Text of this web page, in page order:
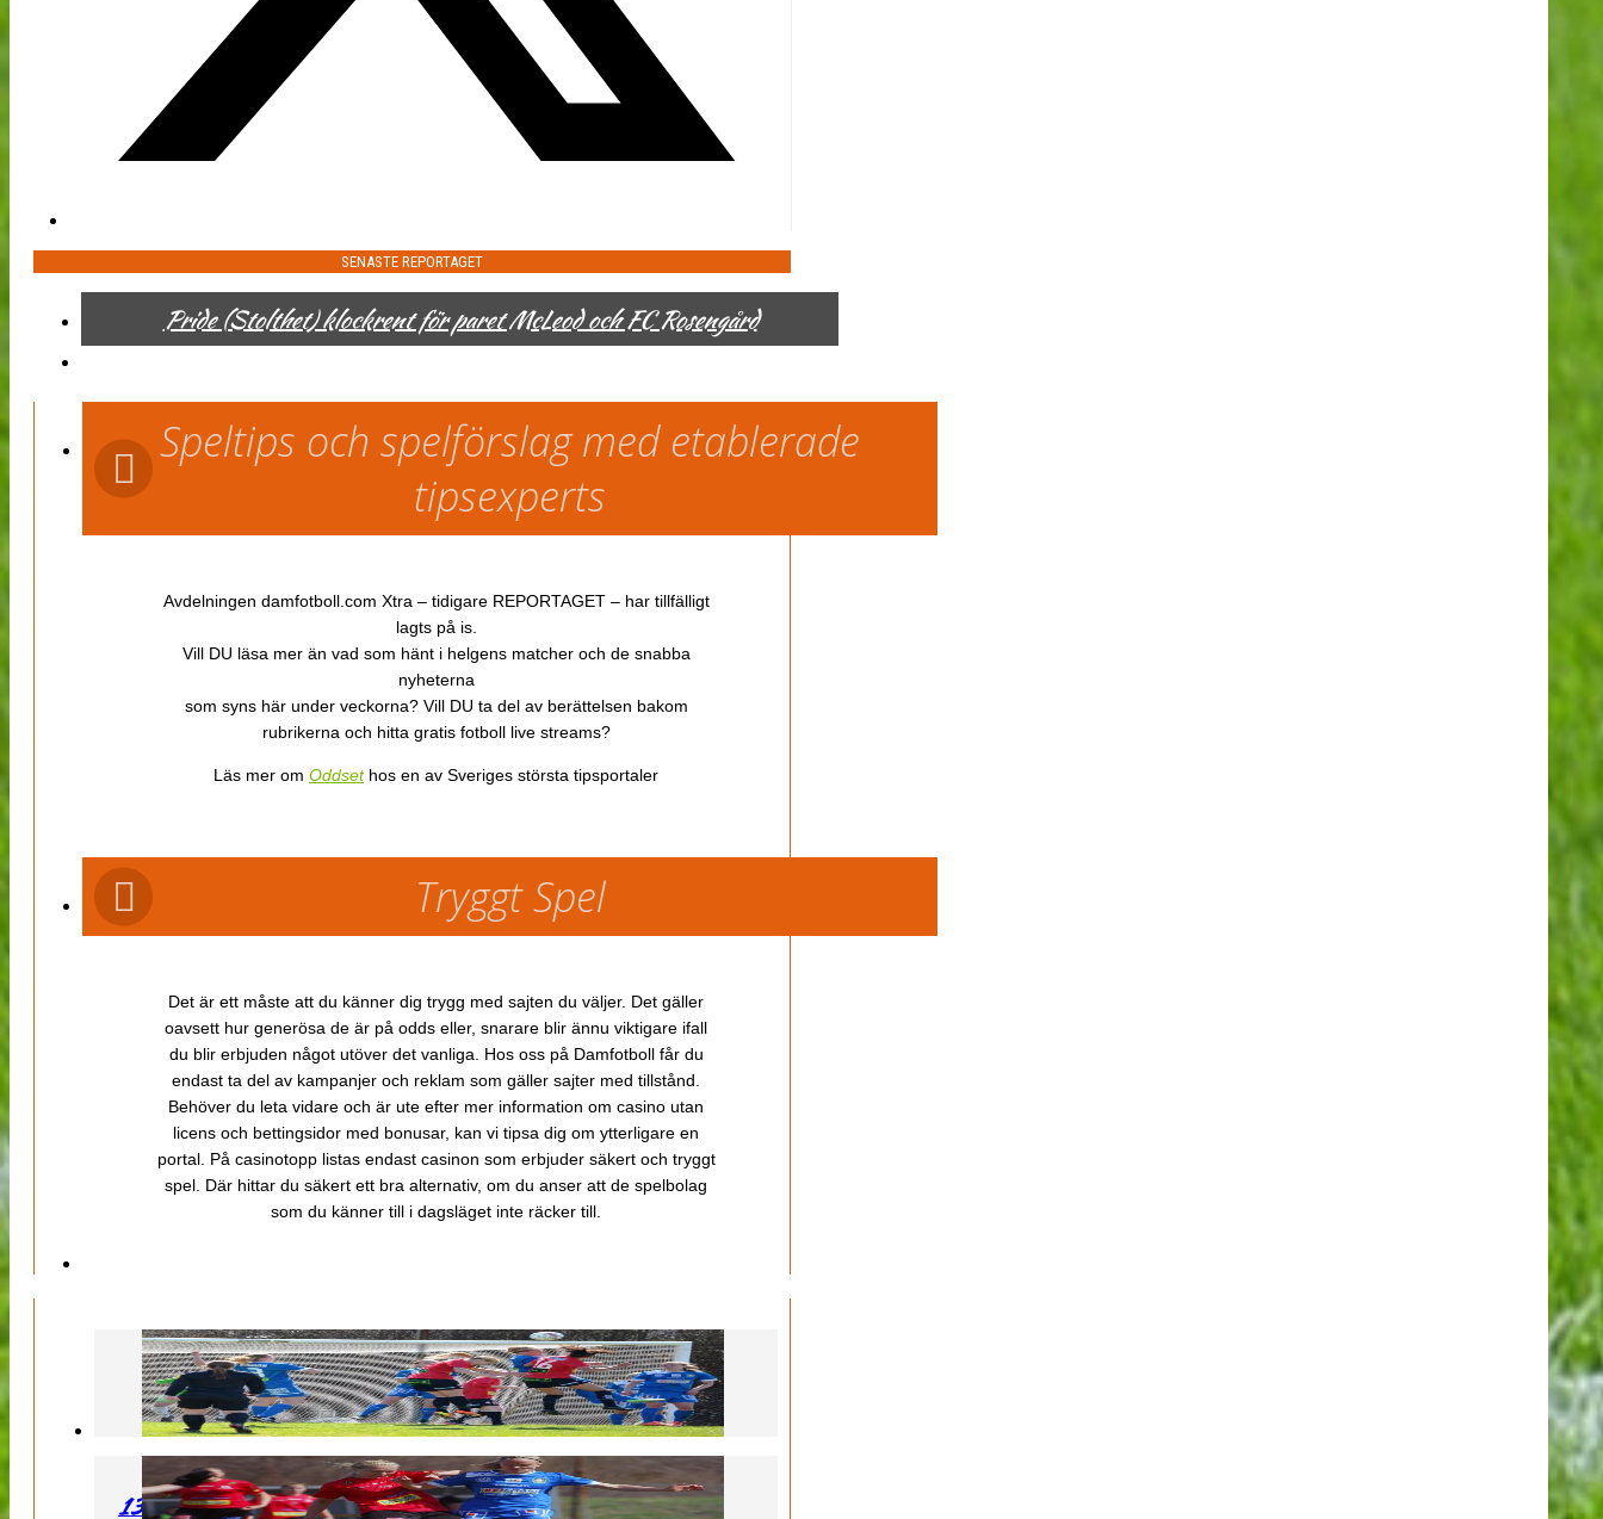
SENASTE REPORTAGET
Pride (Stolthet) klockrent för paret McLeod och FC Rosengård
Speltips och spelförslag med etablerade
tipsexperts
Avdelningen damfotboll.com Xtra – tidigare REPORTAGET – har tillfälligt
lagts på is.
Vill DU läsa mer än vad som hänt i helgens matcher och de snabba
nyheterna
som syns här under veckorna? Vill DU ta del av berättelsen bakom
rubrikerna och hitta gratis fotboll live streams?
Läs mer om Oddsethos en av Sveriges största tipsportaler
Tryggt Spel
Det är ett måste att du känner dig trygg med sajten du väljer. Det gäller
oavsett hur generösa de är på odds eller, snarare blir ännu viktigare ifall
du blir erbjuden något utöver det vanliga. Hos oss på Damfotboll får du
endast ta del av kampanjer och reklam som gäller sajter med tillstånd.
Behöver du leta vidare och är ute efter mer information om casino utan
licens och bettingsidor med bonusar, kan vi tipsa dig om ytterligare en
portal. På casinotopp listas endast casinon som erbjuder säkert och tryggt
spel. Där hittar du säkert ett bra alternativ, om du anser att de spelbolag
som du känner till i dagsläget inte räcker till.
130427 LB 07 – QBIK